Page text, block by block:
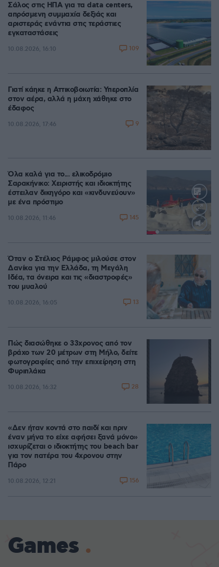
Σάλος στις ΗΠΑ για τα data centers,
απρόσμενη συμμαχία δεξιάς και
αριστεράς ενάντια στις τεράστιες
εγκαταστάσεις
10.08.2026, 16:10 109
Γιατί κάηκε η Αττικοβοιωτία: Υπεροπλία
στον αέρα, αλλά η μάχη χάθηκε στο
έδαφος
10.08.2026, 17:46 9
Όλα καλά για το... ελικοδρόμιο
Σαρακήνικο: Χειριστής και ιδιοκτήτης
έστειλαν δικηγόρο και «κινδυνεύουν»
με ένα πρόστιμο
10.08.2026, 11:46 145
Όταν ο Στέλιος Ράμφος μιλούσε στον
Δανίκα για την Ελλάδα, τη Μεγάλη
Ιδέα, τα όνειρα και τις «διαστροφές»
του μυαλού
10.08.2026, 16:05 13
Πώς διασώθηκε ο 33χρονος από τον
βράχο των 20 μέτρων στη Μήλο, δείτε
φωτογραφίες από την επιχείρηση στη
Φυριπλάκα
10.08.2026, 16:32 28
«Δεν ήταν κοντά στο παιδί και πριν
έναν μήνα το είχε αφήσει ξανά μόνο»
ισχυρίζεται ο ιδιοκτήτης του beach bar
για τον πατέρα του 4χρονου στην
Πάρο
10.08.2026, 12:21 156
Games